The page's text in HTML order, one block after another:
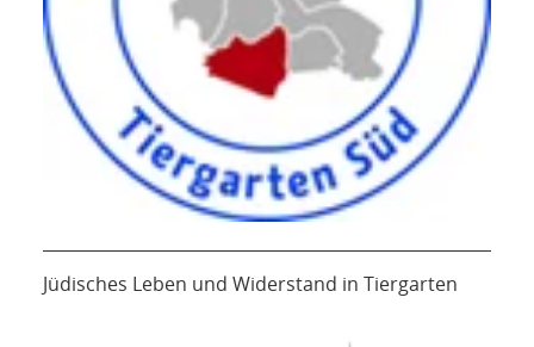
Jüdisches Leben und Widerstand in Tiergarten